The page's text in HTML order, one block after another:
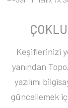
Keşiflerinizi
yanından
yazılımı
güncellemek